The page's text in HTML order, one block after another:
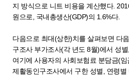
지 방식으로 니트 비용을 계산했다.
원으로, 국내총생산(GDP)의 1.6%다.
다음으로 최대(상한)치를 살펴보면 다
구조사 부가조사(각 년도 8월)에서 성
여기에 사용자의 사회보험료 분담금(
제활동인구조사에서 구한 성별, 연령